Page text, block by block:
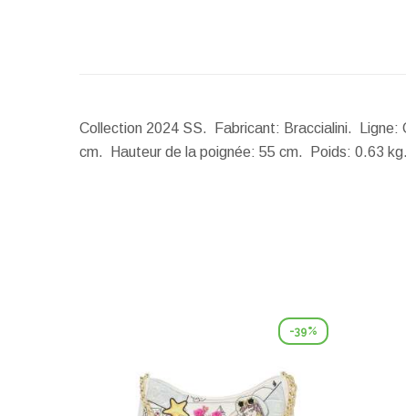
Collection 2024 SS. Fabricant: Braccialini.
cm.
Hauteur de la poignée: 55 cm. Poids: 0.63 kg.
-39%